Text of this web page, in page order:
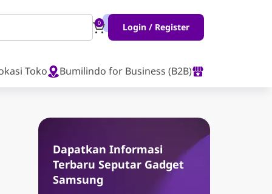
0 Login / Register
Toko Bumilindo for Business (B2B)
Dapatkan Informasi
Terbaru Seputar Gadget
Samsung